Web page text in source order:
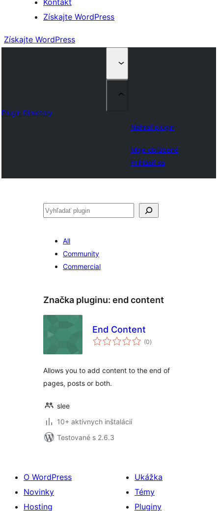
Kontakt
Získajte WordPress
Získajte WordPress
Plugin Directory
Nahrať plugin
Moje obľúbené
Prihlásiť sa
Hľadať
All
Community
Commercial
Značka pluginu: end content
End Content
(0celkové
hodnotenie
)
Allows you to add content to the end of
pages, posts or both.
slee
10+ aktívnych inštalácií
Testované s 2.6.3
O WordPress
Novinky
Hosting
Ukážka
Témy
Pluginy